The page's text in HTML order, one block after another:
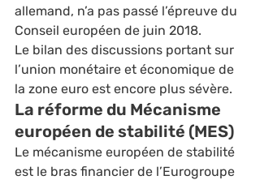
allemand, n’a pas passé l’épreuve du
Conseil européen de juin 2018.
Le bilan des discussions portant sur
l’union monétaire et économique de
la zone euro est encore plus sévère.
La réforme du Mécanisme
européen de stabilité (MES)
Le mécanisme européen de stabilité
est le bras financier de l’Eurogroupe